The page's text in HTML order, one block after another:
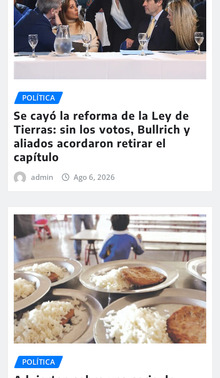
POLÍTICA
Se cayó la reforma de la Ley de
Tierras: sin los votos, Bullrich y
aliados acordaron retirar el
capítulo
admin Ago 6, 2026
POLÍTICA